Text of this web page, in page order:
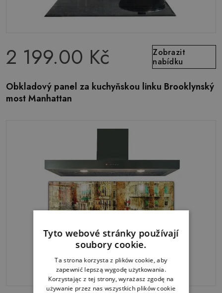
2 199.00 Kč
Zobrazit
nabídku
Obkladový panel za kuchyňskou linku Brooklynský
most Manhattan
Tyto webové stránky používají
soubory cookie.
Ta strona korzysta z plików cookie, aby
zapewnić lepszą wygodę użytkowania.
Korzystając z tej strony, wyrażasz zgodę na
używanie przez nas wszystkich plików cookie